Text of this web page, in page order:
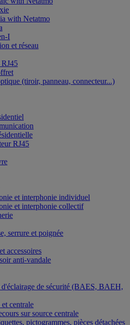
with Netatmo
I
et réseau
(tiroir, panneau, connecteur...)
RJ45
et interphonie individuel
et interphonie collectif
serrure et poignée
accessoires
anti-vandale
de sécurité (BAES, BAEH,
centrale
sur source centrale
pictogrammes, pièces détachées